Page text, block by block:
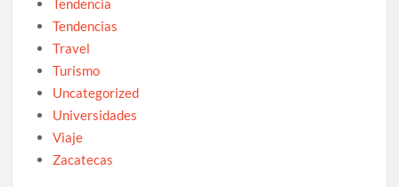
Tendencia
Tendencias
Travel
Turismo
Uncategorized
Universidades
Viaje
Zacatecas